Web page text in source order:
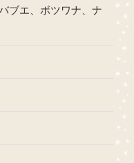
ブエ、ボツワナ、ナ